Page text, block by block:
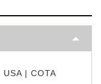
USA | COTA